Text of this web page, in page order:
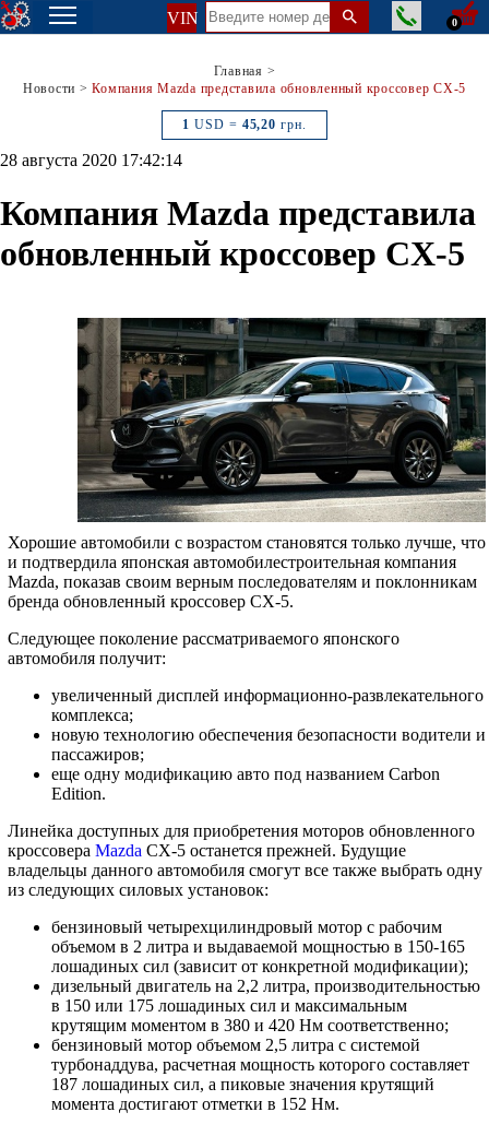
VIN 0
Главная >
Новости >Компания Mazda представила обновленный кроссовер CX-5
1 USD = 45,20 грн.
28 августа 2020 17:42:14
Компания Mazda представила
обновленный кроссовер CX-5
Хорошие автомобили с возрастом становятся только лучше, что
и подтвердила японская автомобилестроительная компания
Mazda, показав своим верным последователям и поклонникам
бренда обновленный кроссовер CX-5.
Следующее поколение рассматриваемого японского
автомобиля получит:
увеличенный дисплей информационно-развлекательного
комплекса;
новую технологию обеспечения безопасности водители и
пассажиров;
еще одну модификацию авто под названием Carbon
Edition.
Линейка доступных для приобретения моторов обновленного
кроссовера Mazda CX-5 останется прежней. Будущие
владельцы данного автомобиля смогут все также выбрать одну
из следующих силовых установок:
бензиновый четырехцилиндровый мотор с рабочим
объемом в 2 литра и выдаваемой мощностью в 150-165
лошадиных сил (зависит от конкретной модификации);
дизельный двигатель на 2,2 литра, производительностью
в 150 или 175 лошадиных сил и максимальным
крутящим моментом в 380 и 420 Нм соответственно;
бензиновый мотор объемом 2,5 литра с системой
турбонаддува, расчетная мощность которого составляет
187 лошадиных сил, а пиковые значения крутящий
момента достигают отметки в 152 Нм.